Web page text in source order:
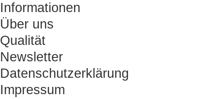
Informationen
Über uns
Qualität
Newsletter
Datenschutzerklärung
Impressum